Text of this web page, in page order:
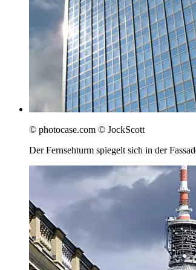
© photocase.com © JockScott
Der Fernsehturm spiegelt sich in der